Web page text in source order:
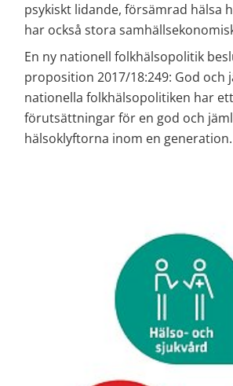
psykiskt lidande, försämrad hälsa
har också stora
En ny nationell folkhälsopolitik
proposition 2017/18:249: God och
nationella folkhälsopolitiken har
förutsättningar för en god och
hälsoklyftorna inom en